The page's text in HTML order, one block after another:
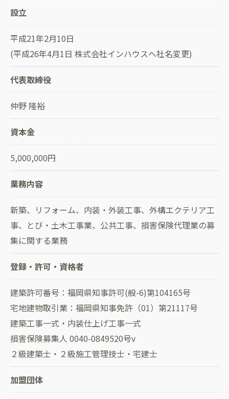
設立
平成21年2月10日
(平成26年4月1日 株式会社インハウスへ社名変更)
代表取締役
仲野 隆裕
資本金
5,000,000円
業務内容
新築、リフォーム、内装・外装工事、外構エクテリア工
事、とび・土木工事業、公共工事、損害保険代理業の募
集に関する業務
登録・許可・資格者
建築許可番号：福岡県知事許可(般-6)第104165号
宅地建物取引業：福岡県知事免許（01）第21117号
建築工事一式・内装仕上げ工事一式
損害保険募集人 0040-0849520号v
２級建築士・２級施工管理技士・宅建士
加盟団体